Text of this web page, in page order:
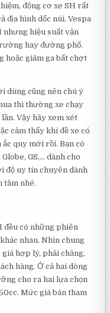
động cơ xe SH rất
địa hình dốc núi. Vespa
hiệu suất vận
hay đường phố.
hoặc giảm ga bất chợt
dùng cũng nên chú ý
thì thường xe chạy
Vậy hãy xem xét
cảm thấy khi đề xe có
quy mới rồi. Bạn có
GS,… dành cho
độ uy tín chuyên dành
tâm nhé.
đều có những phiên
nhau. Nhìn chung
giá hợp lý, phải chăng,
hàng. Ở cả hai dòng
cho ra hai lựa chọn
Mức giá bán tham